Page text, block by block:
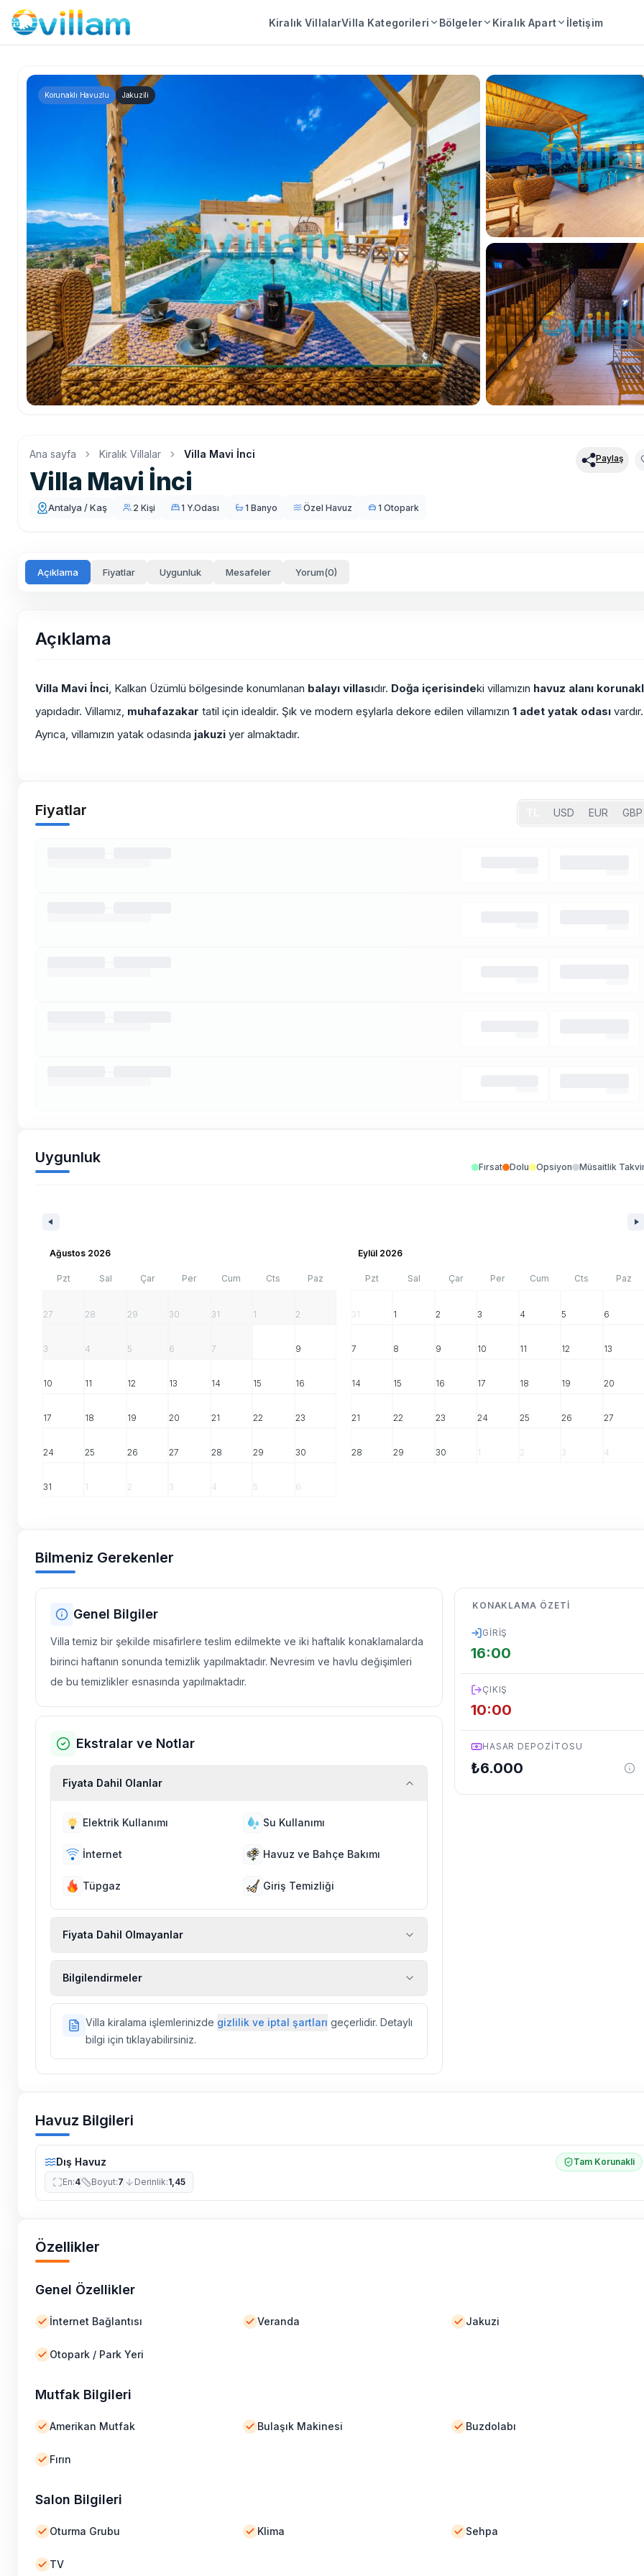
Kiralık VillalarVilla Kategorileri Bölgeler Kiralık Apart İletişim
Korunaklı Havuzlu Jakuzili
Ana sayfa Kiralık Villalar Villa Mavi İnci
Villa Mavi İnci
Paylaş
Antalya / Kaş 2 Kişi 1 Y.Odası 1 Banyo Özel Havuz 1 Otopark
Açıklama Fiyatlar Uygunluk Mesafeler Yorum(0)
Açıklama
Villa Mavi İnci, Kalkan Üzümlü bölgesinde konumlanan balayı villasıdır. Doğa içerisindeki villamızın havuz alanı
yapıdadır. Villamız, muhafazakar tatil için idealdir. Şık ve modern eşylarla dekore edilen villamızın 1 adet yatak odası vardır.
Ayrıca, villamızın yatak odasında jakuzi yer almaktadır.
Fiyatlar USD EUR GBP
Uygunluk
Fırsat Dolu Opsiyon Müsaitlik
Ağustos 2026
Pzt Sal Çar Per Cum Cts Paz
27 28 29 30 31 1 2
3 4 5 6 7 9
10 11 12 13 14 15 16
17 18 19 20 21 22 23
24 25 26 27 28 29 30
31 1 2 3 4 5 6
Eylül 2026
Pzt Sal Çar Per Cum Cts Paz
31 1 2 3 4 5 6
7 8 9 10 11 12 13
14 15 16 17 18 19 20
21 22 23 24 25 26 27
28 29 30 1 2 3 4
Bilmeniz Gerekenler
Genel Bilgiler
Villa temiz bir şekilde misafirlere teslim edilmekte ve iki haftalık konaklamalarda
birinci haftanın sonunda temizlik yapılmaktadır. Nevresim ve havlu değişimleri
de bu temizlikler esnasında yapılmaktadır.
Ekstralar ve Notlar
Fiyata Dahil Olanlar
Elektrik Kullanımı Su Kullanımı
İnternet Havuz ve Bahçe Bakımı
Tüpgaz Giriş Temizliği
Fiyata Dahil Olmayanlar
Bilgilendirmeler
ilaçlama yapılmaktadır. Buna rağmen çevrede kelebek, böcek, sinek
vs. bulunma ihtimali vardır.
Villalarımızın bulunmuş olduğu bölgelerde dönemsel olarak altyapı
Villa kiralama işlemlerinizde gizlilik ve iptal şartları geçerlidir. Detaylı
bilgi için tıklayabilirsiniz.
KONAKLAMA ÖZETI
GIRIŞ
16:00
ÇIKIŞ
10:00
HASAR DEPOZITOSU
₺6.000
Havuz Bilgileri
Dış Havuz
Tam Korunakli
En:4 Boyut:7 Derinlik:1,45
Özellikler
Genel Özellikler
İnternet Bağlantısı Veranda Jakuzi
Otopark / Park Yeri
Mutfak Bilgileri
Amerikan Mutfak Bulaşık Makinesi Buzdolabı
Fırın
Salon Bilgileri
Oturma Grubu Klima Sehpa
TV